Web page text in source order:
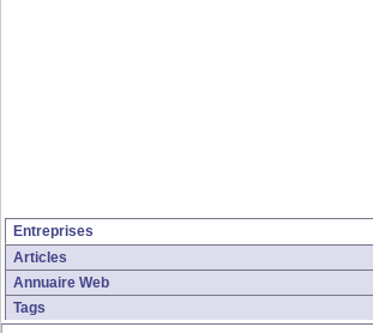
Entreprises
Articles
Annuaire Web
Tags